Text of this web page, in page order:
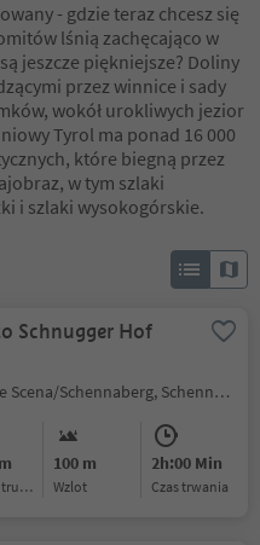
- gdzie teraz chcesz się
lśnią zachęcająco w
jeszcze piękniejsze? Doliny
przez winnice i sady
wokół urokliwych jezior
Tyrol ma ponad 16 000
które biegną przez
w tym szlaki
i szlaki wysokogórskie.
Schnugger Hof
Monte Scena/Schennaberg, Schenna/Scena, Meran/Merano and environs
100 m
Wzlot
2h:00 Min
czas trwania